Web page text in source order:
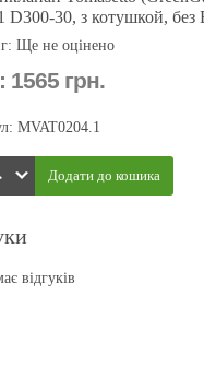
D300-30, з котушкой,
Ще не оцінено
1565 грн.
MVAT0204.1
відгуків